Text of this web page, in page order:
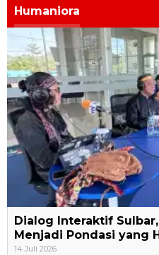
Humaniora
Dialog Interaktif
Menjadi Pondasi yang
14 Juli 2026